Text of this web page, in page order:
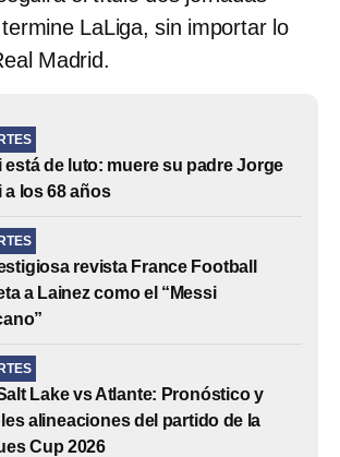
LaLiga, sin importar lo
Madrid.
está de luto: muere su padre Jorge
a los 68 años
revista France Football
a Lainez como el “Messi
Lake vs Atlante: Pronóstico y
alineaciones del partido de la
Cup 2026